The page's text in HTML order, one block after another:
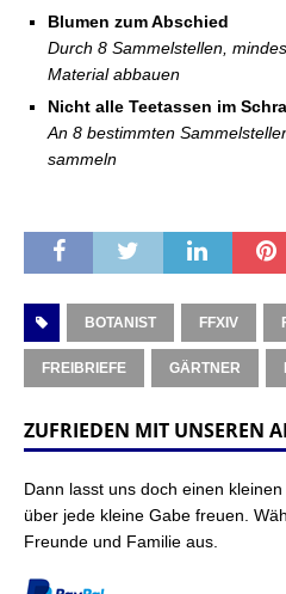
Blumen zum Abschied
Durch 8 Sammelstellen,
Material abbauen
Nicht alle Teetassen im
An 8 bestimmten
sammeln
BOTANIST FFXIV
FREIBRIEFE GÄRTNER
ZUFRIEDEN MIT UNSEREN
Dann lasst uns doch einen
über jede kleine Gabe freuen.
Freunde und Familie aus.